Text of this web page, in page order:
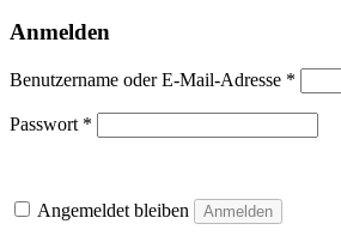
Anmelden
Benutzername oder E-Mail-Adresse *
Passwort *
Angemeldet bleiben Anmelden